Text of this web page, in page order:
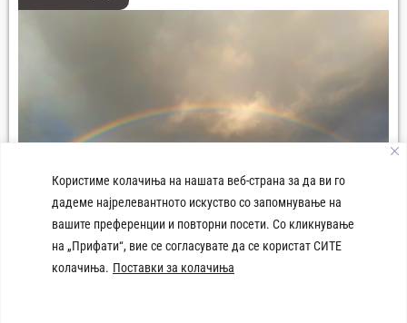
Користиме колачиња на нашата веб-страна за да ви го
дадеме најрелевантното искуство со запомнување на
вашите преференции и повторни посети. Со кликнување
на „Прифати“, вие се согласувате да се користат СИТЕ
колачиња. Поставки за колачиња